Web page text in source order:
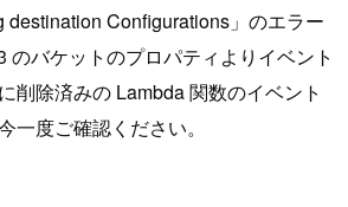
Configurations」のエラー
のバケットのプロパティよりイベント
削除済みの Lambda 関数のイベント
一度ご確認ください。